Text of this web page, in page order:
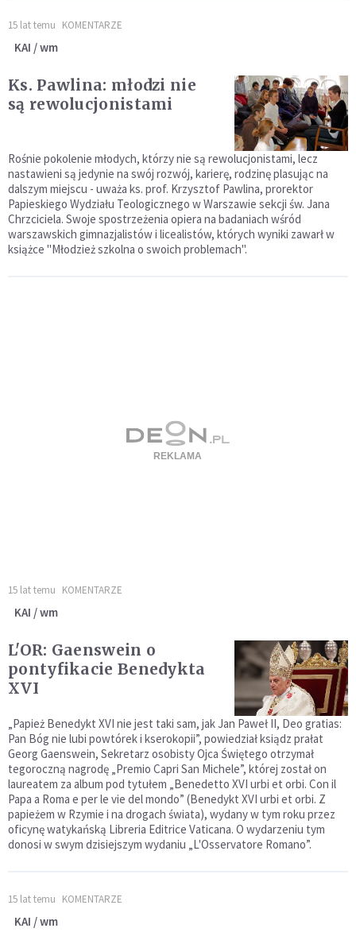
15 lat temu KOMENTARZE
KAI / wm
Ks. Pawlina: młodzi nie
są rewolucjonistami
Rośnie pokolenie młodych, którzy nie są rewolucjonistami, lecz
nastawieni są jedynie na swój rozwój, karierę, rodzinę plasując na
dalszym miejscu - uważa ks. prof. Krzysztof Pawlina, prorektor
Papieskiego Wydziału Teologicznego w Warszawie sekcji św. Jana
Chrzciciela. Swoje spostrzeżenia opiera na badaniach wśród
warszawskich gimnazjalistów i licealistów, których wyniki zawarł w
książce "Młodzież szkolna o swoich problemach".
15 lat temu KOMENTARZE
KAI / wm
L'OR: Gaenswein o
pontyfikacie Benedykta
XVI
„Papież Benedykt XVI nie jest taki sam, jak Jan Paweł II, Deo gratias:
Pan Bóg nie lubi powtórek i kserokopii”, powiedział ksiądz prałat
Georg Gaenswein, Sekretarz osobisty Ojca Świętego otrzymał
tegoroczną nagrodę „Premio Capri San Michele”, której został on
laureatem za album pod tytułem „Benedetto XVI urbi et orbi. Con il
Papa a Roma e per le vie del mondo” (Benedykt XVI urbi et orbi. Z
papieżem w Rzymie i na drogach świata), wydany w tym roku przez
oficynę watykańską Libreria Editrice Vaticana. O wydarzeniu tym
donosi w swym dzisiejszym wydaniu „L'Osservatore Romano”.
15 lat temu KOMENTARZE
KAI / wm